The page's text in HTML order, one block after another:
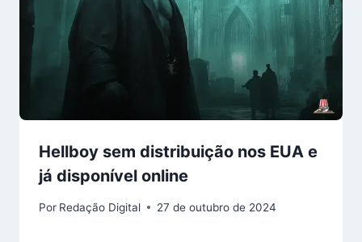
Hellboy sem distribuição nos EUA e
já disponível online
Por Redação Digital 27 de outubro de 2024